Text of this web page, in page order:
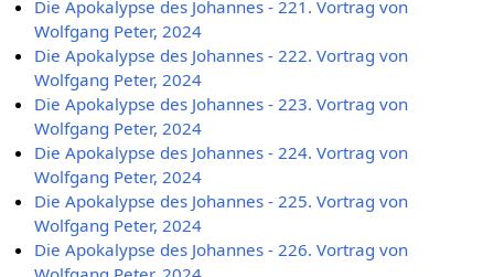
Die Apokalypse des Johannes - 221. Vortrag von
Wolfgang Peter, 2024
Die Apokalypse des Johannes - 222. Vortrag von
Wolfgang Peter, 2024
Die Apokalypse des Johannes - 223. Vortrag von
Wolfgang Peter, 2024
Die Apokalypse des Johannes - 224. Vortrag von
Wolfgang Peter, 2024
Die Apokalypse des Johannes - 225. Vortrag von
Wolfgang Peter, 2024
Die Apokalypse des Johannes - 226. Vortrag von